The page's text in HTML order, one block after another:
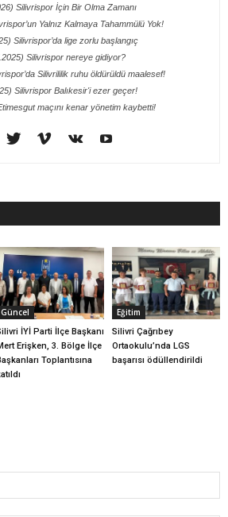
Silivrispor İçin Bir Olma Zamanı
Yalnız Kalmaya Tahammülü Yok!
Silivrispor’da lige zorlu başlangıç
Silivrispor nereye gidiyor?
Silivrililik ruhu öldürüldü maalesef!
Silivrispor Balıkesir'i ezer geçer!
maçını kenar yönetim kaybetti!
Güncel
İYİ Parti İlçe Başkanı
Erişken, 3. Bölge İlçe
Toplantısına
Eğitim
Silivri Çağrıbey
Ortaokulu’nda LGS
başarısı ödüllendirildi